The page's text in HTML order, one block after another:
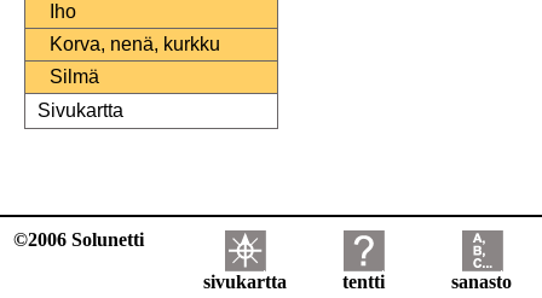
Iho
Korva, nenä, kurkku
Silmä
Sivukartta
©2006 Solunetti
sivukartta tentti
sanasto